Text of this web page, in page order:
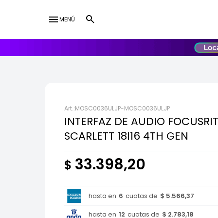
menuMENÚ
MOSC0036ULJP-MOSC0036ULJP
INTERFAZ DE AUDIO
SCARLETT 18I16 4TH GEN
$ 33.398,20
hasta en 6 cuotas de $ 5.566,37
hasta en 12 cuotas de $ 2.783,18